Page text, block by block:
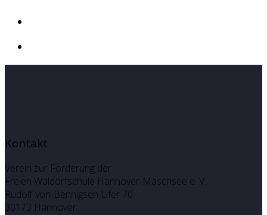
Kontakt
Verein zur Förderung der
Freien Waldorfschule Hannover-Maschsee e. V.
Rudolf-von-Bennigsen-Ufer 70
30173 Hannover